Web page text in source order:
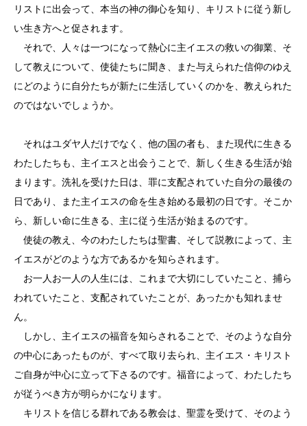
リストに出会って、本当の神の御心を知り、キリストに従う新し
い生き方へと促されます。
それで、人々は一つになって熱心に主イエスの救いの御業、そ
して教えについて、使徒たちに聞き、また与えられた信仰のゆえ
にどのように自分たちが新たに生活していくのかを、教えられた
のではないでしょうか。
それはユダヤ人だけでなく、他の国の者も、また現代に生きる
わたしたちも、主イエスと出会うことで、新しく生きる生活が始
まります。洗礼を受けた日は、罪に支配されていた自分の最後の
日であり、また主イエスの命を生き始める最初の日です。そこか
ら、新しい命に生きる、主に従う生活が始まるのです。
使徒の教え、今のわたしたちは聖書、そして説教によって、主
イエスがどのような方であるかを知らされます。
お一人お一人の人生には、これまで大切にしていたこと、捕ら
われていたこと、支配されていたことが、あったかも知れませ
ん。
しかし、主イエスの福音を知らされることで、そのような自分
の中心にあったものが、すべて取り去られ、主イエス・キリスト
ご自身が中心に立って下さるのです。福音によって、わたしたち
が従うべき方が明らかになります。
キリストを信じる群れである教会は、聖霊を受けて、そのよう